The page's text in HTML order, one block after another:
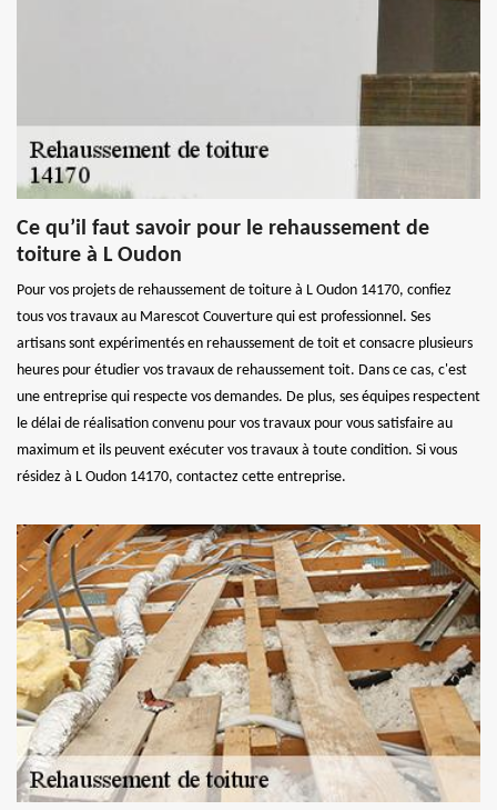
Ce qu’il faut savoir pour le rehaussement de
toiture à L Oudon
Pour vos projets de rehaussement de toiture à L Oudon 14170, confiez
tous vos travaux au Marescot Couverture qui est professionnel. Ses
artisans sont expérimentés en rehaussement de toit et consacre plusieurs
heures pour étudier vos travaux de rehaussement toit. Dans ce cas, c'est
une entreprise qui respecte vos demandes. De plus, ses équipes respectent
le délai de réalisation convenu pour vos travaux pour vous satisfaire au
maximum et ils peuvent exécuter vos travaux à toute condition. Si vous
résidez à L Oudon 14170, contactez cette entreprise.